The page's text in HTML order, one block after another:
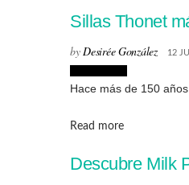
Sillas Thonet
byDesirée González 12
Hace más de 150
Read moreDetails
Descubre Milk